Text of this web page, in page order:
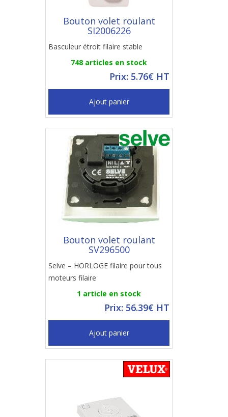
Bouton volet roulant
SI2006226
Basculeur étroit filaire stable
748 articles en stock
Prix: 5.76€ HT
Ajout panier
Bouton volet roulant
SV296500
Selve – HORLOGE filaire pour tous
moteurs filaire
1 article en stock
Prix: 56.39€ HT
Ajout panier